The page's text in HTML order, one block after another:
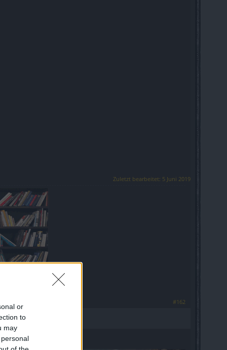
or
to
may
Zuletzt bearbeitet: 5 Juni 2019
#162